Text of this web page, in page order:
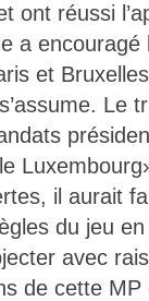
ont réussi
a
et
Le
il aurait
du jeu
avec
de cette